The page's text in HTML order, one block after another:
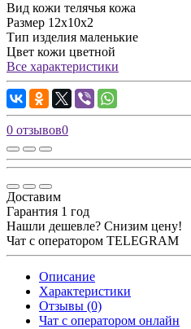
Вид кожи телячья кожа
Размер 12х10х2
Тип изделия маленькие
Цвет кожи цветной
Все характеристики
0 отзывов0
Доставим
Гарантия 1 год
Нашли дешевле? Снизим цену!
Чат с оператором TELEGRAM
Описание
Характеристики
Отзывы (0)
Чат с оператором онлайн